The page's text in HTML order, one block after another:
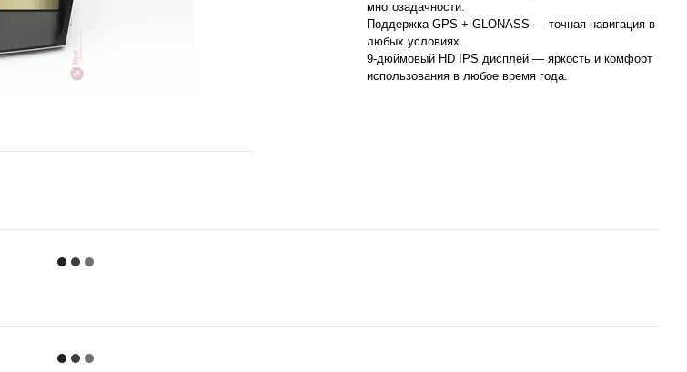
многозадачности.
Поддержка GPS + GLONASS — точная навигация в
любых условиях.
9-дюймовый HD IPS дисплей — яркость и комфорт
использования в любое время года.